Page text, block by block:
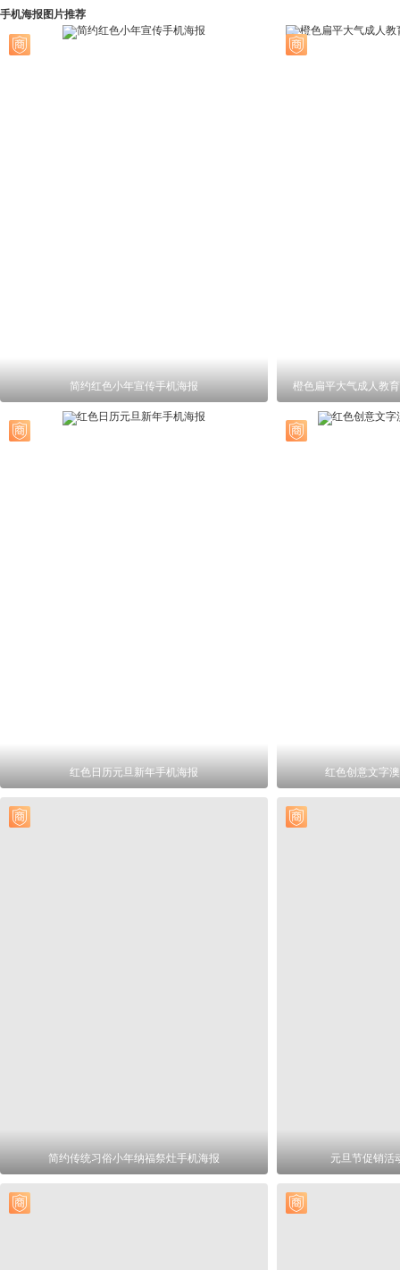
手机海报图片推荐
简约红色小年宣传手机海报 橙色扁平大气成人教
红色日历元旦新年手机海报 红色创意文字
简约传统习俗小年纳福祭灶手机海报 元旦节促销活